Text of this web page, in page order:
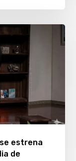
estrena
de